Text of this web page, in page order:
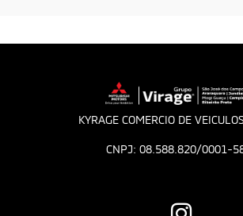
KYRAGE COMERCIO DE
CNPJ: 08.588.820/0001-